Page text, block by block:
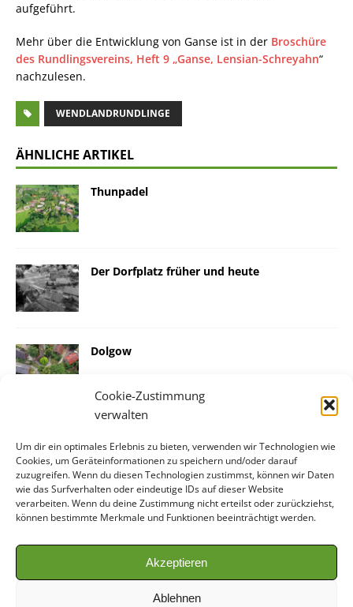
Cookie-Zustimmung
verwalten
Um dir ein optimales Erlebnis zu bieten, verwenden wir Technologien wie
Cookies, um Geräteinformationen zu speichern und/oder darauf
zuzugreifen. Wenn du diesen Technologien zustimmst, können wir Daten
wie das Surfverhalten oder eindeutige IDs auf dieser Website
verarbeiten. Wenn du deine Zustimmung nicht erteilst oder zurückziehst,
können bestimmte Merkmale und Funktionen beeinträchtigt werden.
Akzeptieren
Ablehnen
aufgeführt.
Mehr über die Entwicklung von Ganse ist in der Broschüre
des Rundlingsvereins, Heft 9 „Ganse, Lensian-Schreyahn“
nachzulesen.
WENDLANDRUNDLINGE
ÄHNLICHE ARTIKEL
Thunpadel
Der Dorfplatz früher und heute
Dolgow
NEUE SEITEN
Rundlingslandschaft bei Lüchow
Grabau